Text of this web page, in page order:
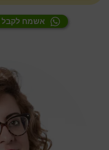
אשמח לקבל